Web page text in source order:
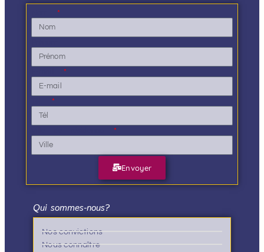
Envoyer
Qui sommes-nous?
Nos convictions
Nous connaître